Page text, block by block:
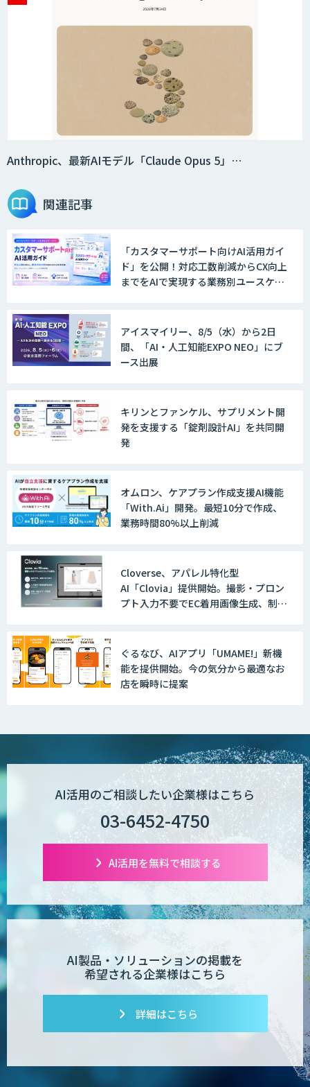
Anthropic、最新AIモデル「Claude Opus 5」…
関連記事
「カスタマーサポート向けAI活用ガイ
ド」を公開！対応工数削減からCX向上
までをAIで実現する業務別ユースケー
アイスマイリー、8/5（水）から2日
間、「AI・人工知能EXPO NEO」にブ
ース出展
キリンとファンケル、サプリメント開
発を支援する「錠剤設計AI」を共同開
発
オムロン、ケアプラン作成支援AI機能
「With.Ai」開発。最短10分で作成、
業務時間80%以上削減
Cloverse、アパレル特化型
AI「Clovia」提供開始。撮影・プロン
プト入力不要でEC着用画像生成、制作
ぐるなび、AIアプリ「UMAME!」新機
能を提供開始。今の気分から最適なお
店を瞬時に提案
AI活用のご相談したい企業様はこちら
03-6452-4750
AI活用を無料で相談する
AI製品・ソリューションの掲載を
希望される企業様はこちら
詳細はこちら